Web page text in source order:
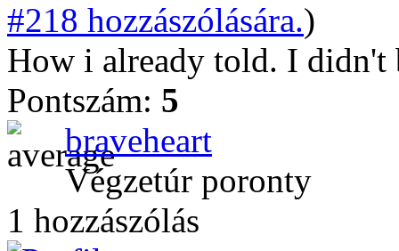
#218 hozzászólására.)
How i already told. I didn't
Pontszám: 5
braveheart
Végzetúr poronty
1 hozzászólás